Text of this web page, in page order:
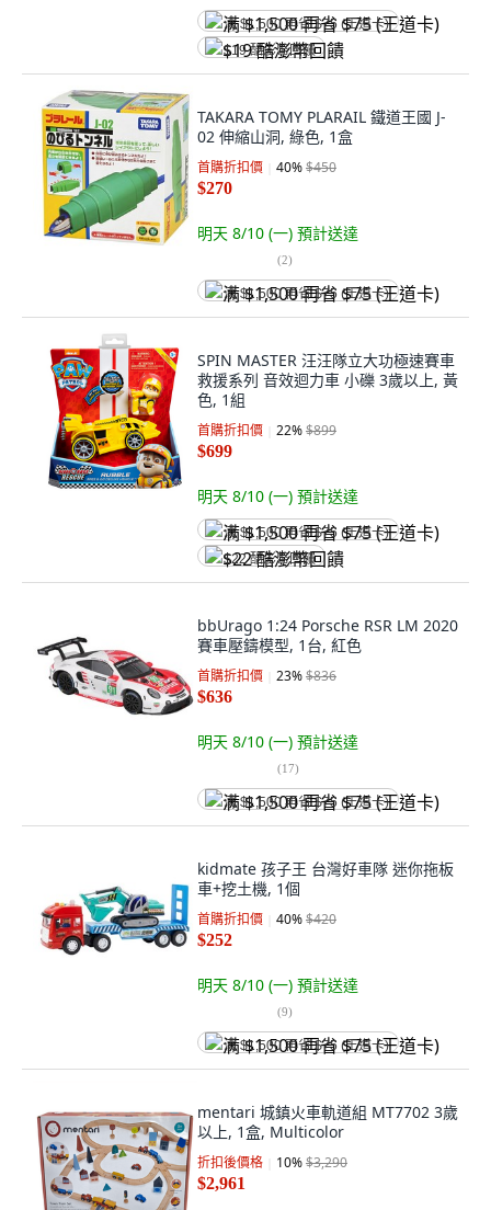
满 $1,500 再省 $75 (王道卡)
$19 酷澎幣回饋
TAKARA TOMY PLARAIL 鐵道王國 J-
02 伸縮山洞, 綠色, 1盒
首購折扣價 40%$450
$270
明天 8/10 (一) 預計送達
(2)
满 $1,500 再省 $75 (王道卡)
SPIN MASTER 汪汪隊立大功極速賽車
救援系列 音效迴力車 小礫 3歲以上, 黃
色, 1組
首購折扣價 22%$899
$699
明天 8/10 (一) 預計送達
满 $1,500 再省 $75 (王道卡)
$22 酷澎幣回饋
bbUrago 1:24 Porsche RSR LM 2020
賽車壓鑄模型, 1台, 紅色
首購折扣價 23%$836
$636
明天 8/10 (一) 預計送達
(17)
满 $1,500 再省 $75 (王道卡)
kidmate 孩子王 台灣好車隊 迷你拖板
車+挖土機, 1個
首購折扣價 40%$420
$252
明天 8/10 (一) 預計送達
(9)
满 $1,500 再省 $75 (王道卡)
mentari 城鎮火車軌道組 MT7702 3歲
以上, 1盒, Multicolor
折扣後價格 10%$3,290
$2,961